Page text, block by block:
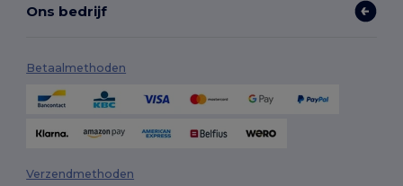
Ons bedrijf
Betaalmethoden
Verzendmethoden